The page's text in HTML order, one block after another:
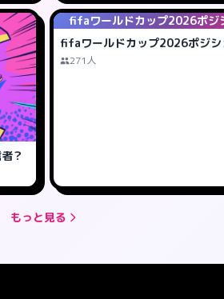
？
fifaワールドカップ2026ポジ
fifaワールドカップ2026ポジシ
271人
もっと見る